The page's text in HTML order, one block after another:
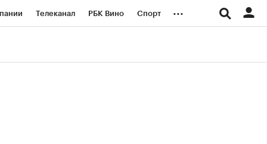
Телеканал РБК Вино Спорт ...